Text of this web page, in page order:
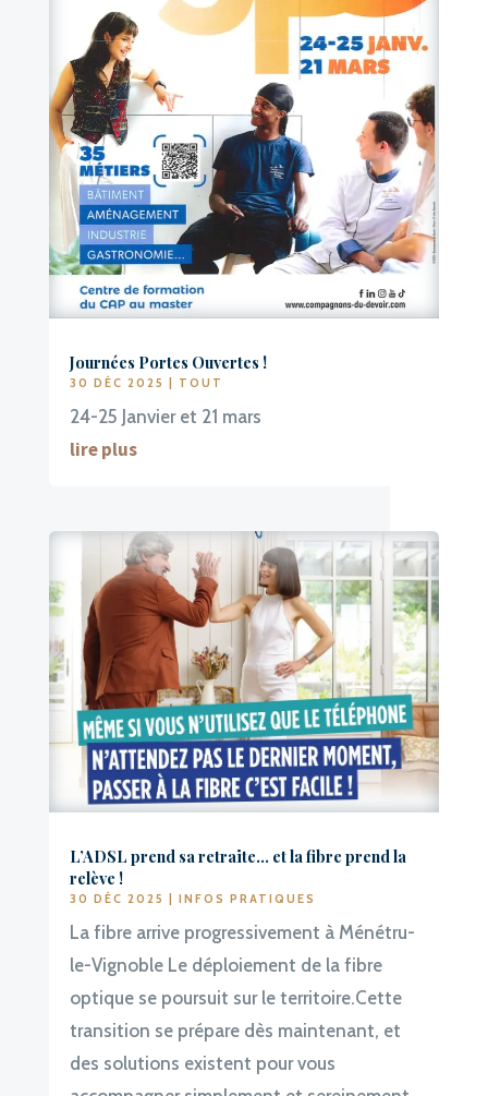
Journées Portes Ouvertes !
30 DÉC 2025 | TOUT
24-25 Janvier et 21 mars
lire plus
L’ADSL prend sa retraite… et la fibre prend la
relève !
30 DÉC 2025 INFOS PRATIQUES
La fibre arrive progressivement à Ménétru-
le-Vignoble Le déploiement de la fibre
optique se poursuit sur le territoire.Cette
transition se prépare dès maintenant, et
des solutions existent pour vous